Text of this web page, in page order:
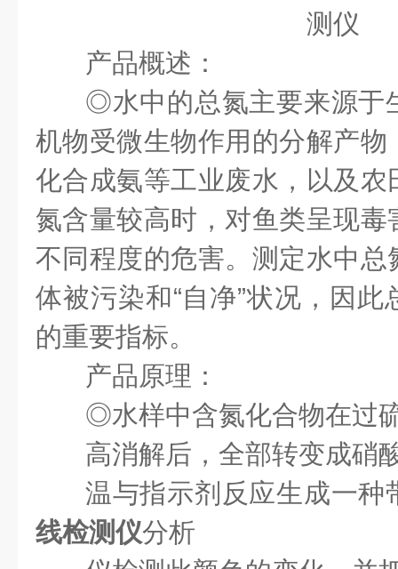
测仪
产品概述：
◎水中的总氮主要来源于
机物受微生物作用的分解产物
化合成氨等工业废水，以及
氮含量较高时，对鱼类呈现
不同程度的危害。测定水中
体被污染和“自净”状况，因
的重要指标。
产品原理：
◎水样中含氮化合物在过
高消解后，全部转变成硝
温与指示剂反应生成一种
线检测仪分析